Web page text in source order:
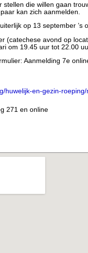
stellen die willen gaan
kan zich aanmelden.
op 13 september ’s
(catechese avond op
om 19.45 uur tot 22.00
Aanmelding 7e
huwelijk-en-gezin-
271 en online